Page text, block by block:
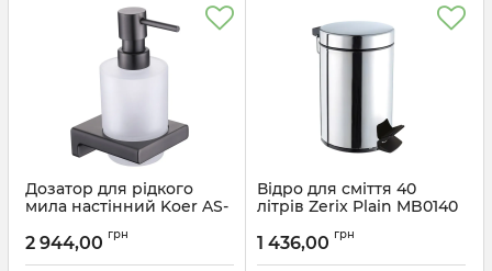
Дозатор для рідкого
мила настінний Koer AS-
графіт (KR6167)
Артикул: KR6167
2 944,00 грн
Відро для сміття 40
літрів Zerix Plain MB0140
Артикул: ZX4621
1 436,00 грн